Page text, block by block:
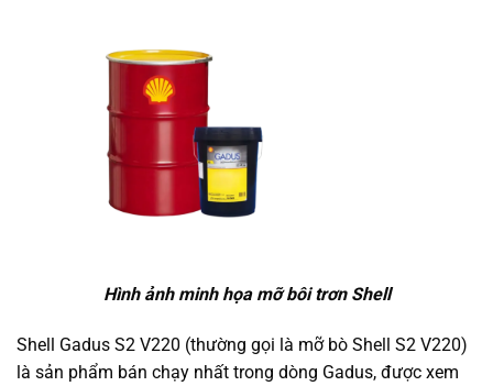
Hình ảnh minh họa mỡ bôi trơn Shell
Shell Gadus S2 V220 (thường gọi là mỡ bò Shell S2 V220)
là sản phẩm bán chạy nhất trong dòng Gadus, được xem